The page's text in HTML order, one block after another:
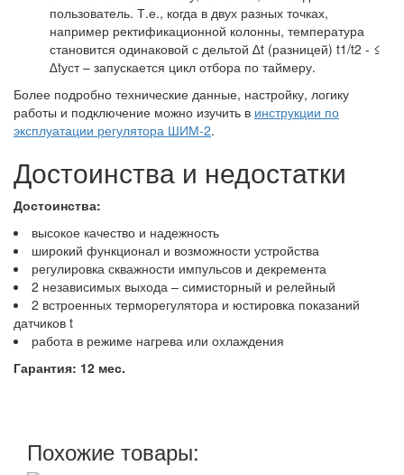
пользователь. Т.е., когда в двух разных точках,
например ректификационной колонны, температура
становится одинаковой с дельтой ∆t (разницей) t1/t2 - ≤
∆tуст – запускается цикл отбора по таймеру.
Более подробно технические данные, настройку, логику
работы и подключение можно изучить в инструкции по
эксплуатации регулятора ШИМ-2.
Достоинства и недостатки
Достоинства:
высокое качество и надежность
широкий функционал и возможности устройства
регулировка скважности импульсов и декремента
2 независимых выхода – симисторный и релейный
2 встроенных терморегулятора и юстировка показаний
датчиков t
работа в режиме нагрева или охлаждения
Гарантия: 12 мес.
Похожие товары: